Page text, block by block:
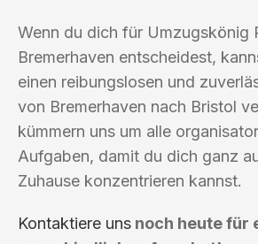
Wenn du dich für Umzugskönig
Bremerhaven entscheidest,
einen reibungslosen und
von Bremerhaven nach Bristol
kümmern uns um alle
Aufgaben, damit du dich ganz
Zuhause konzentrieren kannst.
Kontaktiere uns noch heute für